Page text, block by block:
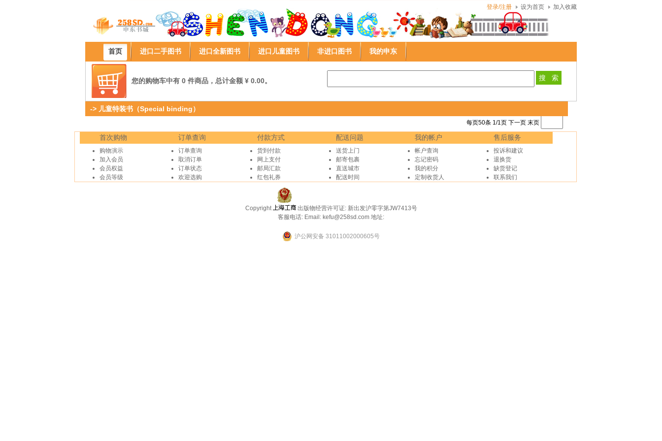
登录/注册 设为首页 加入收藏
首页 进口二手图书 进口全新图书 进口儿童图书 非进口图书 我的申东
您的购物车中有 0 件商品，总计金额 ¥ 0.00。
-> 儿童特装书（Special binding）
每页50条 1/1页 下一页 末页
首次购物
购物演示
加入会员
会员权益
会员等级
订单查询
订单查询
取消订单
订单状态
欢迎选购
付款方式
货到付款
网上支付
邮局汇款
红包礼券
配送问题
送货上门
邮寄包裹
直送城市
配送时间
我的帐户
帐户查询
忘记密码
我的积分
定制收货人
售后服务
投诉和建议
退换货
缺货登记
联系我们
Copyright
出版物经营许可证: 新出发沪零字第JW7413号
客服电话: Email: kefu@258sd.com 地址:
沪公网安备 31011002000605号